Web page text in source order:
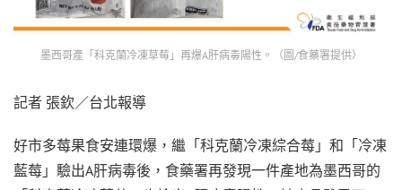
墨西哥產「科克蘭冷凍草莓」再爆A肝病毒陽性。（圖/食藥署提供）
記者 張欽／台北報導
好市多莓果食安連環爆，繼「科克蘭冷凍綜合莓」和「冷凍
藍莓」驗出A肝病毒後，食藥署再發現一件產地為墨西哥的